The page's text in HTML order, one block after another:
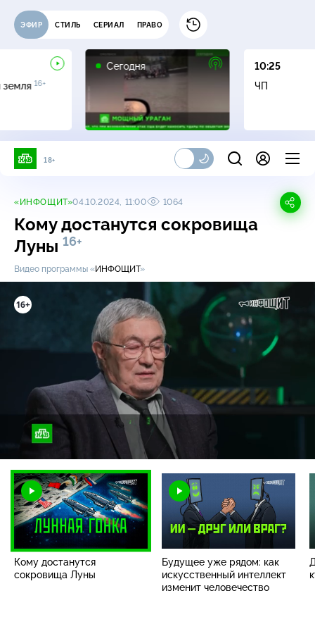
ЭФИР СТИЛЬ СЕРИАЛ ПРАВО
земля 16+
Сегодня
10:25
ЧП
18+
«ИНФОЩИТ»04.10.2024, 11:00 1064
Кому достанутся сокровища
Луны 16+
Видео программы «ИНФОЩИТ»
Загрузка
14.40%
16+
Кому достанутся
сокровища Луны
Будущее уже рядом: как
искусственный интеллект
изменит человечество